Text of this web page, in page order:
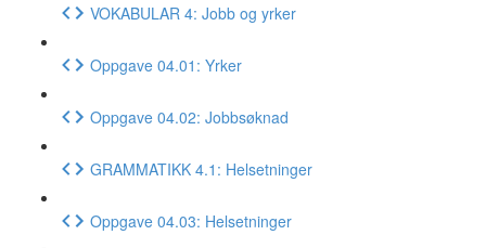
VOKABULAR 4: Jobb og yrker
Oppgave 04.01: Yrker
Oppgave 04.02: Jobbsøknad
GRAMMATIKK 4.1: Helsetninger
Oppgave 04.03: Helsetninger